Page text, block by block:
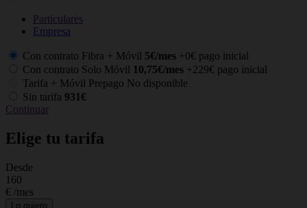
Particulares
Empresa
Con contrato Fibra + Móvil 5€/mes +0€ pago inicial
Con contrato Solo Móvil 10,75€/mes +229€ pago inicial
Tarifa + Móvil Prepago No disponible
Sin tarifa 931€
Continuar
Elige tu tarifa
Desde
160
€ /mes
Lo quiero